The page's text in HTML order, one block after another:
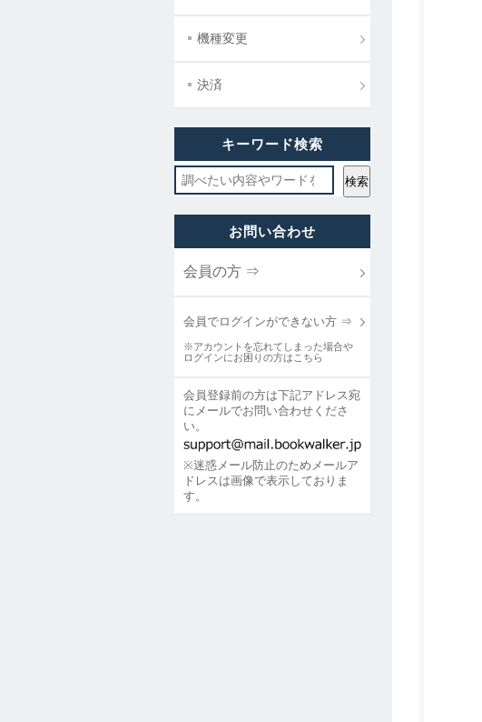
機種変更
決済
キーワード検索
お問い合わせ
会員の方 ⇒
会員でログインができない方 ⇒
※アカウントを忘れてしまった場合や
ログインにお困りの方はこちら
会員登録前の方は下記アドレス宛
にメールでお問い合わせくださ
い。
※迷惑メール防止のためメールア
ドレスは画像で表示しておりま
す。